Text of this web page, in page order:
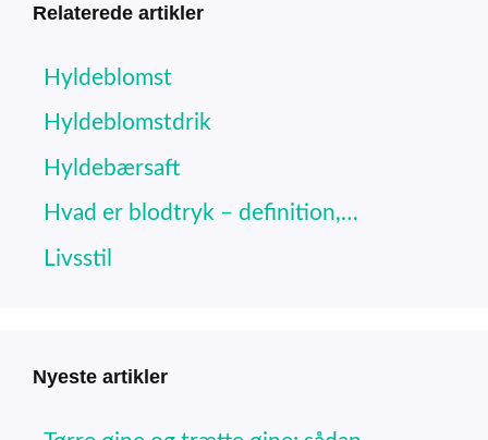
Relaterede artikler
Hyldeblomst
Hyldeblomstdrik
Hyldebærsaft
Hvad er blodtryk – definition,…
Livsstil
Nyeste artikler